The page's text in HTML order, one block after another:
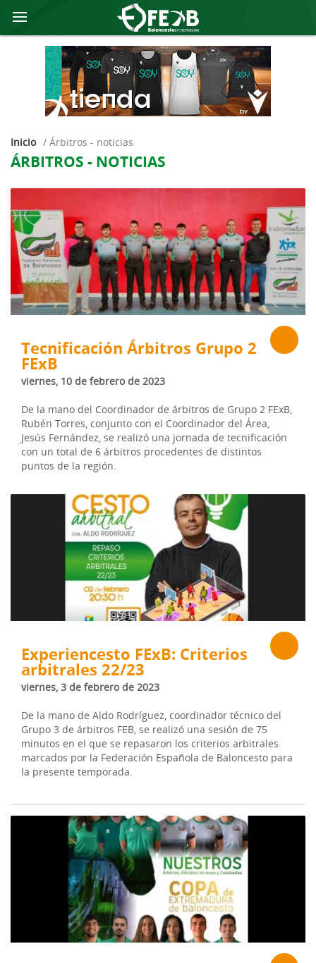
Inicio / árbitros - noticias
ÁRBITROS - NOTICIAS
Tecnificación Árbitros Grupo 2
FExB
viernes, 10 de febrero de 2023
De la mano del Coordinador de árbitros de Grupo 2 FExB,
Rubén Torres, conjunto con el Coordinador del Área,
Jesús Fernández, se realizó una jornada de tecnificación
con un total de 6 árbitros procedentes de distintos
puntos de la región.
Experiencesto FExB: Criterios
arbitrales 22/23
viernes, 3 de febrero de 2023
De la mano de Aldo Rodríguez, coordinador técnico del
Grupo 3 de árbitros FEB, se realizó una sesión de 75
minutos en el que se repasaron los criterios arbitrales
marcados por la Federación Española de Baloncesto para
la presente temporada.